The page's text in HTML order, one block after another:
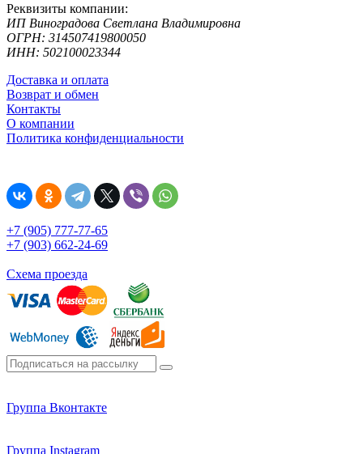
Реквизиты компании:
ИП Виноградова Светлана Владимировна
ОГРН: 314507419800050
ИНН: 502100023344
Доставка и оплата
Возврат и обмен
Контакты
О компании
Политика конфиденциальности
+7 (905) 777-77-65
+7 (903) 662-24-69
Схема проезда
Группа Вконтакте
Группа Instagram